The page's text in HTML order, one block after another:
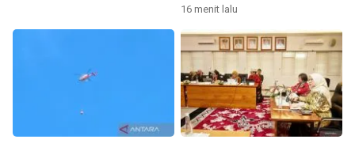
16 menit lalu